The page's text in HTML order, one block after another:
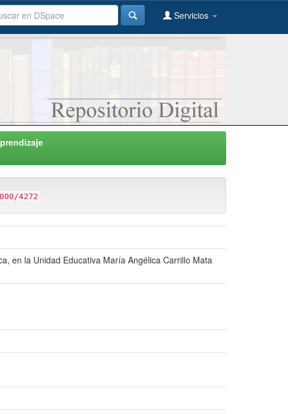
Servicios
4272
en la Unidad Educativa María Angélica Carrillo Mata